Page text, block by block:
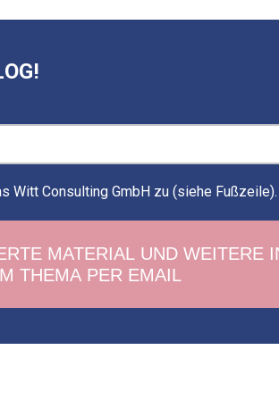
Witt Consulting GmbH zu (siehe